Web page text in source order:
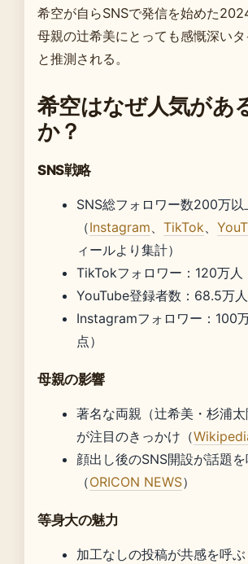
希空が自らSNSで発信を始めた
母親の辻希美にとっても感慨深い
と推測される。
希空はなぜ人気があ
か？
SNS戦略
SNS総フォロワー数200万以
（Instagram、 TikTok、
ィールより集計）
TikTokフォロワー：120万人
YouTube登録者数：68.5万人
Instagramフォロワー：100
点）
母親の影響
著名な両親（辻希美・杉浦
が注目のきっかけ（
顔出し後のSNS開設が話題
（ORICON NEWS）
等身大の魅力
加工なしの投稿が共感を呼ぶ